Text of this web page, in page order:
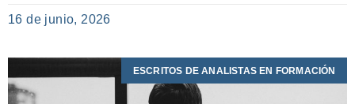
16 de junio, 2026
ESCRITOS DE ANALISTAS EN FORMACIÓN